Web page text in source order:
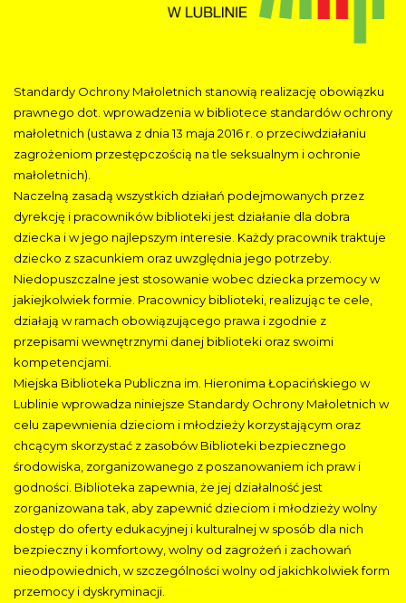
Standardy Ochrony Małoletnich stanowią realizację obowiązku
prawnego dot. wprowadzenia w bibliotece standardów ochrony
małoletnich (ustawa z dnia 13 maja 2016 r. o przeciwdziałaniu
zagrożeniom przestępczością na tle seksualnym i ochronie
małoletnich).
Naczelną zasadą wszystkich działań podejmowanych przez
dyrekcję i pracowników biblioteki jest działanie dla dobra
dziecka i w jego najlepszym interesie. Każdy pracownik traktuje
dziecko z szacunkiem oraz uwzględnia jego potrzeby.
Niedopuszczalne jest stosowanie wobec dziecka przemocy w
jakiejkolwiek formie. Pracownicy biblioteki, realizując te cele,
działają w ramach obowiązującego prawa i zgodnie z
przepisami wewnętrznymi danej biblioteki oraz swoimi
kompetencjami.
Miejska Biblioteka Publiczna im. Hieronima Łopacińskiego w
Lublinie wprowadza niniejsze Standardy Ochrony Małoletnich w
celu zapewnienia dzieciom i młodzieży korzystającym oraz
chcącym skorzystać z zasobów Biblioteki bezpiecznego
środowiska, zorganizowanego z poszanowaniem ich praw i
godności. Biblioteka zapewnia, że jej działalność jest
zorganizowana tak, aby zapewnić dzieciom i młodzieży wolny
dostęp do oferty edukacyjnej i kulturalnej w sposób dla nich
bezpieczny i komfortowy, wolny od zagrożeń i zachowań
nieodpowiednich, w szczególności wolny od jakichkolwiek form
przemocy i dyskryminacji.